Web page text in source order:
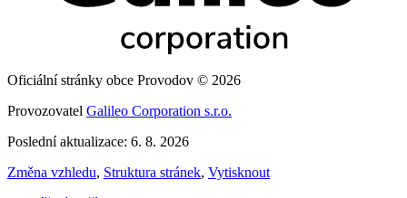
Oficiální stránky obce Provodov © 2026
Provozovatel Galileo Corporation s.r.o.
Poslední aktualizace: 6. 8. 2026
Změna vzhledu, Struktura stránek, Vytisknout